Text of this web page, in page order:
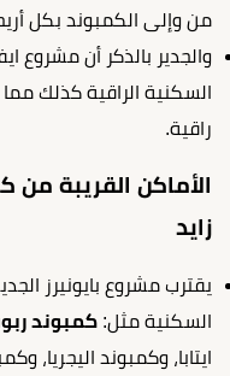
من وإلى الكمبوند بكل
والجدير بالذكر أن مشروع
السكنية الراقية كذلك
راقية.
الأماكن القريبة
زايد
يقترب مشروع بايونيرز
السكنية مثل: كمبوند
ايتابا، وكمبوند اليجريا،